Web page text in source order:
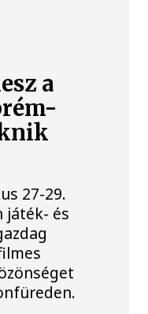
a
27-29.
játék- és